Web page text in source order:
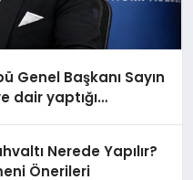
Genel Başkanı Sayın
dair yaptığı
Nerede Yapılır?
Önerileri